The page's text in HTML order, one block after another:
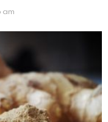
am